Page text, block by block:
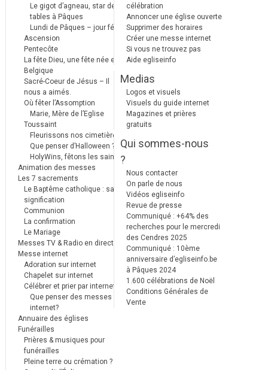
Le gigot d’agneau, star des
tables à Pâques
Lundi de Pâques – jour férié
Ascension
Pentecôte
La fête Dieu, une fête née en
Belgique
Sacré-Coeur de Jésus – Il
nous a aimés.
Où fêter l’Assomption
Marie, Mère de l’Eglise
Toussaint
Fleurissons nos cimetières
Que penser d’Halloween ?
HolyWins, fêtons les saints !
Animation des messes
Les 7 sacrements
Le Baptême catholique : sa
signification
Communion
La confirmation
Le Mariage
Messes TV & Radio en direct
Messe internet
Adoration sur internet
Chapelet sur internet
Célébrer et prier par internet
Que penser des messes
internet?
Annuaire des églises
Funérailles
Prières & musiques pour
funérailles
Pleine terre ou crémation ?
célébration
Annoncer une église ouverte
Supprimer des horaires
Créer une messe internet
Si vous ne trouvez pas
Aide egliseinfo
Medias
Logos et visuels
Visuels du guide internet
Magazines et prières
gratuits
Qui sommes-nous
?
Nous contacter
On parle de nous
Vidéos egliseinfo
Revue de presse
Communiqué : +64% des
recherches pour le mercredi
des Cendres 2025
Communiqué : 10ème
anniversaire d’egliseinfo.be
à Pâques 2024
1.600 célébrations de Noël
Conditions Générales de
Vente